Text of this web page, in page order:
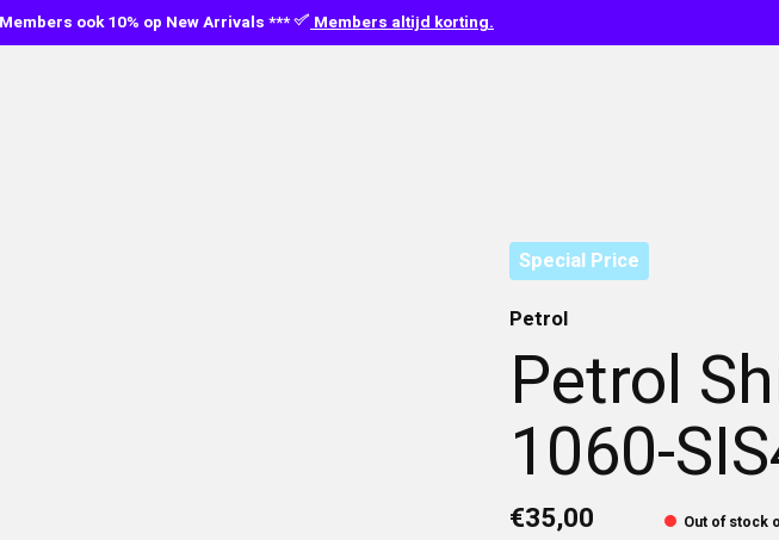
Members ook 10% op New Arrivals *** Members altijd korting.
Special Price
Petrol
Petrol
1060-
€35,00
Out of stock